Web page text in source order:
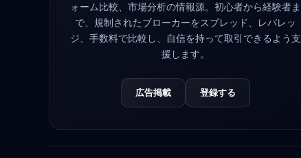
ォーム比較、市場分析の情報源。初心者から経験者ま
で、規制されたブローカーをスプレッド、レバレッ
ジ、手数料で比較し、自信を持って取引できるよう支
援します。
広告掲載 登録する